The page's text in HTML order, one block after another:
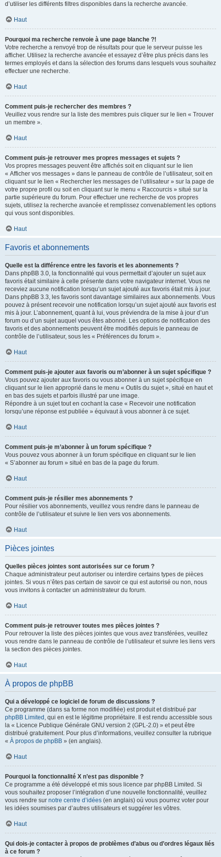
d’utiliser les différents filtres disponibles dans la recherche avancée.
Haut
Pourquoi ma recherche renvoie à une page blanche ?!
Votre recherche a renvoyé trop de résultats pour que le serveur puisse les
afficher. Utilisez la recherche avancée et essayez d’être plus précis dans les
termes employés et dans la sélection des forums dans lesquels vous souhaitez
effectuer une recherche.
Haut
Comment puis-je rechercher des membres ?
Veuillez vous rendre sur la liste des membres puis cliquer sur le lien « Trouver
un membre ».
Haut
Comment puis-je retrouver mes propres messages et sujets ?
Vos propres messages peuvent être affichés soit en cliquant sur le lien
« Afficher vos messages » dans le panneau de contrôle de l’utilisateur, soit en
cliquant sur le lien « Rechercher les messages de l’utilisateur » sur la page de
votre propre profil ou soit en cliquant sur le menu « Raccourcis » situé sur la
partie supérieure du forum. Pour effectuer une recherche de vos propres
sujets, utilisez la recherche avancée et remplissez convenablement les options
qui vous sont disponibles.
Haut
Favoris et abonnements
Quelle est la différence entre les favoris et les abonnements ?
Dans phpBB 3.0, la fonctionnalité qui vous permettait d’ajouter un sujet aux
favoris était similaire à celle présente dans votre navigateur internet. Vous ne
receviez aucune notification lorsqu’un sujet ajouté aux favoris était mis à jour.
Dans phpBB 3.3, les favoris sont davantage similaires aux abonnements. Vous
pouvez à présent recevoir une notification lorsqu’un sujet ajouté aux favoris est
mis à jour. L’abonnement, quant à lui, vous préviendra de la mise à jour d’un
forum ou d’un sujet auquel vous êtes abonné. Les options de notification des
favoris et des abonnements peuvent être modifiés depuis le panneau de
contrôle de l’utilisateur, sous les « Préférences du forum ».
Haut
Comment puis-je ajouter aux favoris ou m’abonner à un sujet spécifique ?
Vous pouvez ajouter aux favoris ou vous abonner à un sujet spécifique en
cliquant sur le lien approprié dans le menu « Outils du sujet », situé en haut et
en bas des sujets et parfois illustré par une image.
Répondre à un sujet tout en cochant la case « Recevoir une notification
lorsqu’une réponse est publiée » équivaut à vous abonner à ce sujet.
Haut
Comment puis-je m’abonner à un forum spécifique ?
Vous pouvez vous abonner à un forum spécifique en cliquant sur le lien
« S’abonner au forum » situé en bas de la page du forum.
Haut
Comment puis-je résilier mes abonnements ?
Pour résilier vos abonnements, veuillez vous rendre dans le panneau de
contrôle de l’utilisateur et suivre le lien vers vos abonnements.
Haut
Pièces jointes
Quelles pièces jointes sont autorisées sur ce forum ?
Chaque administrateur peut autoriser ou interdire certains types de pièces
jointes. Si vous n’êtes pas certain de savoir ce qui est autorisé ou non, nous
vous invitons à contacter un administrateur du forum.
Haut
Comment puis-je retrouver toutes mes pièces jointes ?
Pour retrouver la liste des pièces jointes que vous avez transférées, veuillez
vous rendre dans le panneau de contrôle de l’utilisateur et suivre les liens vers
la section des pièces jointes.
Haut
À propos de phpBB
Qui a développé ce logiciel de forum de discussions ?
Ce programme (dans sa forme non modifiée) est produit et distribué par
phpBB Limited , qui en est le légitime propriétaire. Il est rendu accessible sous
la « Licence Publique Générale GNU version 2 (GPL-2.0) » et peut être
distribué gratuitement. Pour plus d’informations, veuillez consulter la rubrique
« À propos de phpBB » (en anglais).
Haut
Pourquoi la fonctionnalité X n’est pas disponible ?
Ce programme a été développé et mis sous licence par phpBB Limited. Si
vous souhaitez proposer l’intégration d’une nouvelle fonctionnalité, veuillez
vous rendre sur notre centre d’idées (en anglais) où vous pourrez voter pour
les idées soumises par d’autres utilisateurs et suggérer les vôtres.
Haut
Qui dois-je contacter à propos de problèmes d’abus ou d’ordres légaux liés
à ce forum ?